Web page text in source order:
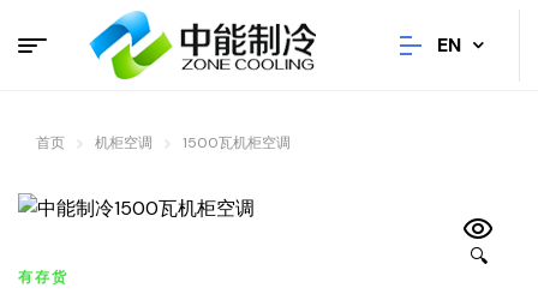
EN
首页 机柜空调 1500瓦机柜空调
🔍
有存货